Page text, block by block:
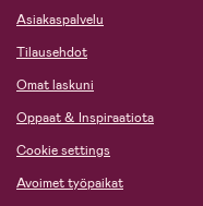
Asiakaspalvelu
Tilausehdot
Omat laskuni
Oppaat & Inspiraatiota
Cookie settings
Avoimet työpaikat